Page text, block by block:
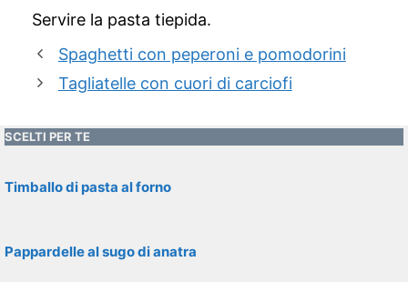
Servire la pasta tiepida.
Spaghetti con peperoni e pomodorini
Tagliatelle con cuori di carciofi
SCELTI PER TE
Timballo di pasta al forno
Pappardelle al sugo di anatra